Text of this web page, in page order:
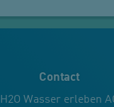
Contact
H2O Wasser erleben